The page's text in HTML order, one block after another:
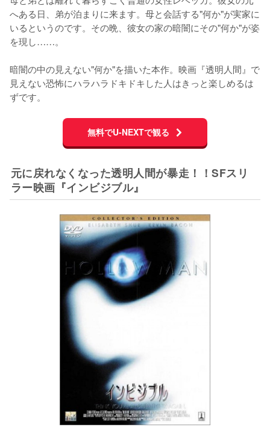
へある日、弟が泊まりに来ます。母と会話する"何か"が実家に
いるというのです。その晩、彼女の家の暗闇にその"何か"が姿
を現し……。
暗闇の中の見えない"何か"を描いた本作。映画『透明人間』で
見えない恐怖にハラハラドキドキした人はきっと楽しめるは
ずです。
無料でU-NEXTで観る
元に戻れなくなった透明人間が暴走！！SFスリ
ラー映画『インビジブル』